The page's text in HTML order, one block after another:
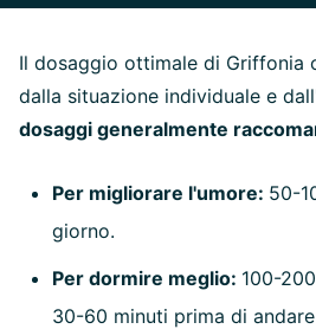
Il dosaggio ottimale di Griffonia
dalla situazione individuale e
dosaggi generalmente
Per migliorare l'umore: 50-
giorno.
Per dormire meglio: 100-
30-60 minuti prima di